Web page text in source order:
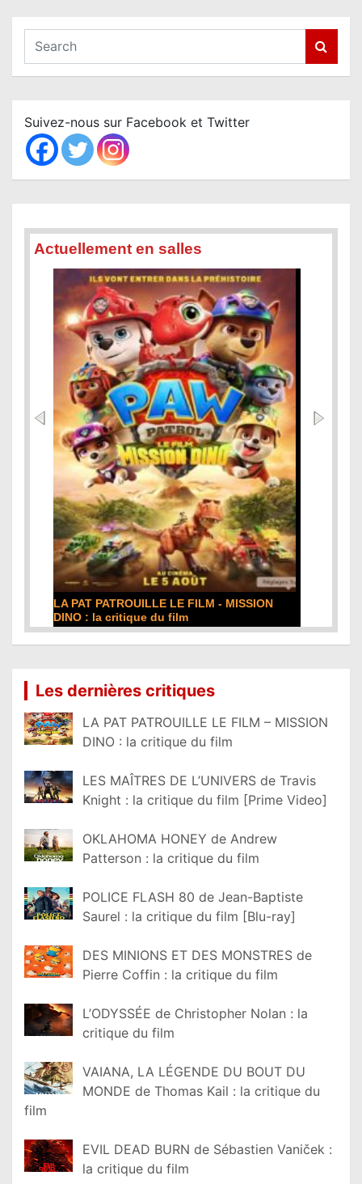
a
c
h
Suivez-nous sur Facebook et Twitter
Actuellement en salles
LA PAT PATROUILLE LE FILM - MISSION
DINO : la critique du film
Les dernières critiques
LA PAT PATROUILLE LE FILM – MISSION
DINO : la critique du film
LES MAÎTRES DE L’UNIVERS de Travis
Knight : la critique du film [Prime Video]
OKLAHOMA HONEY de Andrew
Patterson : la critique du film
POLICE FLASH 80 de Jean-Baptiste
Saurel : la critique du film [Blu-ray]
DES MINIONS ET DES MONSTRES de
Pierre Coffin : la critique du film
L’ODYSSÉE de Christopher Nolan : la
critique du film
VAIANA, LA LÉGENDE DU BOUT DU
MONDE de Thomas Kail : la critique du
film
EVIL DEAD BURN de Sébastien Vaniček :
la critique du film